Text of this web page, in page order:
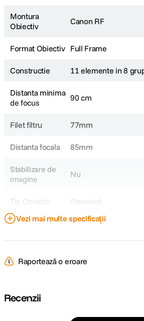
Montura
Obiectiv
Canon RF
Format Obiectiv Full Frame
Constructie 11 elemente in 8
Distanta minima
de focus
90 cm
Filet filtru 77mm
Distanta focala 85mm
Stabilizare de
imagine
Nu
Tip Obiectiv Standard
Obiectiv Fix /
Focala Fixa
9, rotunjite
Vezi mai multe specificații
Raportează o eroare
Recenzii